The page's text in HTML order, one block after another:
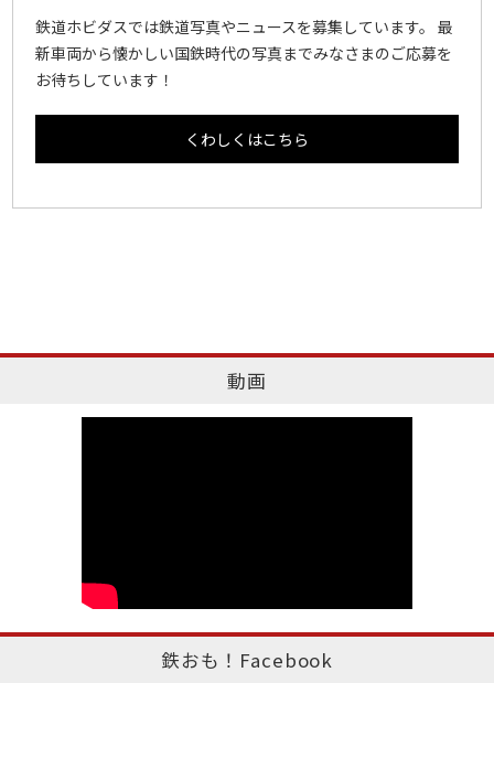
鉄道ホビダスでは鉄道写真やニュースを募集しています。 最
新車両から懐かしい国鉄時代の写真までみなさまのご応募を
お待ちしています！
くわしくはこちら
動画
鉄おも！Facebook